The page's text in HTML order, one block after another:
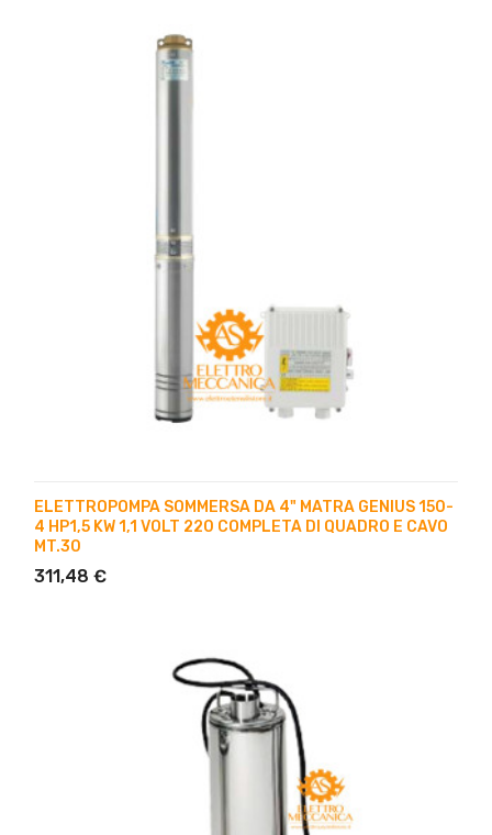
ELETTROPOMPA SOMMERSA DA 4" MATRA GENIUS 150-
4 HP1,5 KW 1,1 VOLT 220 COMPLETA DI QUADRO E CAVO
MT.30
311,48 €